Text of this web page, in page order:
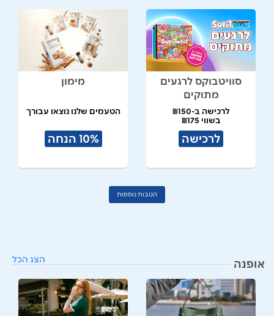
סוויטבוקס לרגעים
מתוקים
לרכישה ב-₪150
בשווי ₪175
לרכישה
מימון
הטעמים שלנו נוצאו עבורך
10% הנחה
הטבות נוספות
אופנה הצג הכל